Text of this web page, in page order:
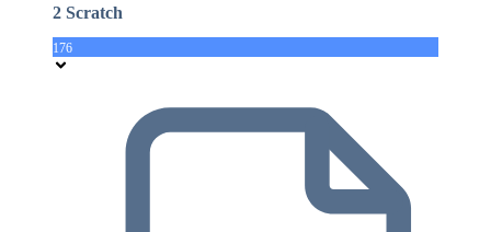
2 Scratch
176